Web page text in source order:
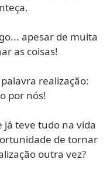
apesar de muita
as coisas!
realização:
por nós!
já teve tudo na vida
de tornar
outra vez?